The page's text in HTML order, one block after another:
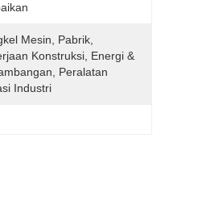
Mesin, Pabrik,
Konstruksi, Energi &
Peralatan
Industri